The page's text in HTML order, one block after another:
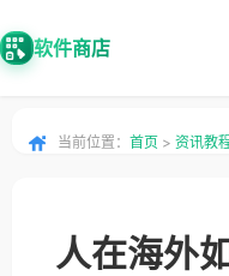
软件商店
当前位置： 首页 > 资讯教
人在海外